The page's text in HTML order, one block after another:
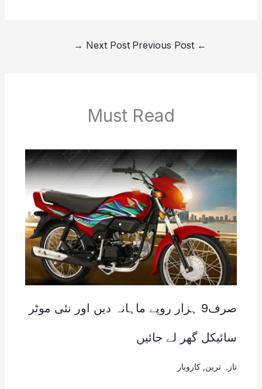
←
Next Post
→
Must Read
صرف9 ہزار روپے ماہانہ دیں اور نئی موٹر
سائیکل گھر لے جائیں
تازہ ترین کاروبار